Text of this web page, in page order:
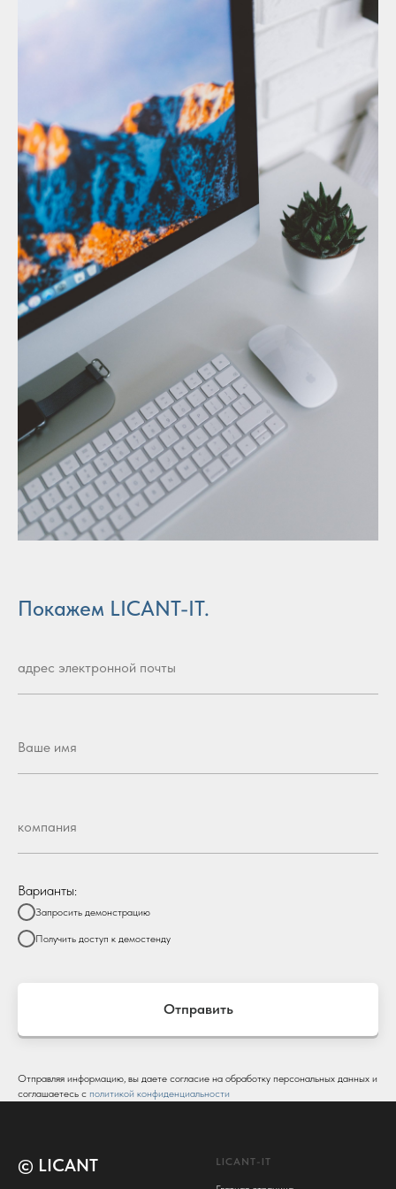
Покажем LICANT-IT.
Варианты:
Запросить демонстрацию
Получить доступ к демостенду
Отправить
Отправляя информацию, вы даете согласие на обработку персональных данных и
соглашаетесь c политикой конфиденциальности
© LICANT LICANT-IT